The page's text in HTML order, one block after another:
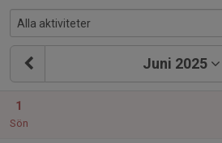
Juni 2025
1
Sön